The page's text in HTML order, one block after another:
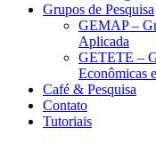
Grupos de Pesquisa
GEMAP –
Aplicada
GETETE –
Econômicas
Café & Pesquisa
Contato
Tutoriais